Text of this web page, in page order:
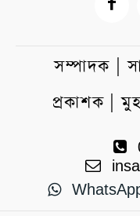
সম্পাদক |
প্রকাশক |